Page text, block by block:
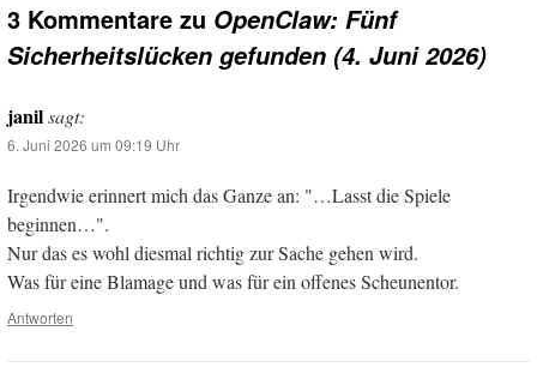
3 Kommentare zu OpenClaw: Fünf
Sicherheitslücken gefunden (4. Juni 2026)
janilsagt:
6. Juni 2026 um 09:19 Uhr
Irgendwie erinnert mich das Ganze an: "…Lasst die Spiele
beginnen…".
Nur das es wohl diesmal richtig zur Sache gehen wird.
Was für eine Blamage und was für ein offenes Scheunentor.
Antworten